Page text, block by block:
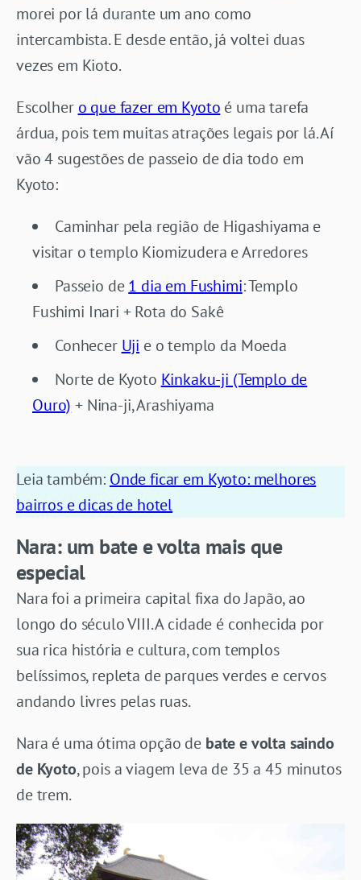
morei por lá durante um ano como
intercambista. E desde então, já voltei duas
vezes em Kioto.
Escolher o que fazer em Kyoto é uma tarefa
árdua, pois tem muitas atrações legais por lá. Aí
vão 4 sugestões de passeio de dia todo em
Kyoto:
Caminhar pela região de Higashiyama e
visitar o templo Kiomizudera e Arredores
Passeio de1 dia em Fushimi: Templo
Fushimi Inari + Rota do Sakê
Conhecer Uji e o templo da Moeda
Norte de Kyoto Kinkaku-ji (Templo de
Ouro) + Nina-ji, Arashiyama
Leia também: Onde ficar em Kyoto: melhores
bairros e dicas de hotel
Nara: um bate e volta mais que
especial
Nara foi a primeira capital fixa do Japão, ao
longo do século VIII. A cidade é conhecida por
sua rica história e cultura, com templos
belíssimos, repleta de parques verdes e cervos
andando livres pelas ruas.
Nara é uma ótima opção de bate e volta saindo
de Kyoto, pois a viagem leva de 35 a 45 minutos
de trem.